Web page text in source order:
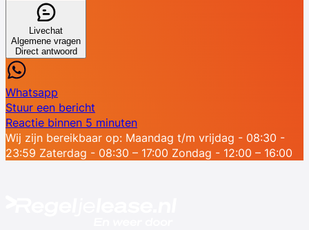
Livechat
Algemene vragen
Direct antwoord
Whatsapp
Stuur een bericht
Reactie binnen 5 minuten
Wij zijn bereikbaar op: Maandag t/m vrijdag - 08:30 -
23:59 Zaterdag - 08:30 – 17:00 Zondag - 12:00 – 16:00